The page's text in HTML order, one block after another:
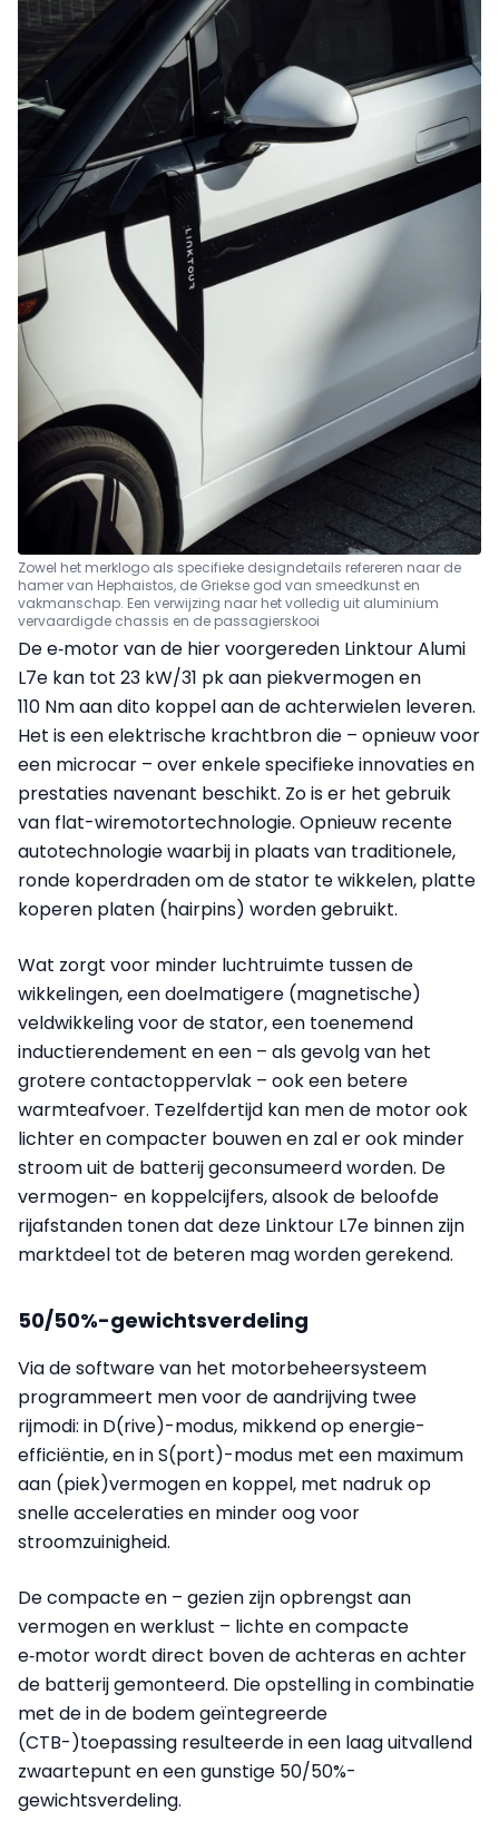
Zowel het merklogo als specifieke designdetails refereren naar de
hamer van Hephaistos, de Griekse god van smeedkunst en
vakmanschap. Een verwijzing naar het volledig uit aluminium
vervaardigde chassis en de passagierskooi
De e‑motor van de hier voorgereden Linktour Alumi
L7e kan tot 23 kW/31 pk aan piekvermogen en
110 Nm aan dito koppel aan de achterwielen leveren.
Het is een elektrische krachtbron die – opnieuw voor
een microcar – over enkele specifieke innovaties en
prestaties navenant beschikt. Zo is er het gebruik
van flat-wiremotortechnologie. Opnieuw recente
autotechnologie waarbij in plaats van traditionele,
ronde koperdraden om de stator te wikkelen, platte
koperen platen (hairpins) worden gebruikt.
Wat zorgt voor minder luchtruimte tussen de
wikkelingen, een doelmatigere (magnetische)
veldwikkeling voor de stator, een toenemend
inductierendement en een – als gevolg van het
grotere contactoppervlak – ook een betere
warmteafvoer. Tezelfdertijd kan men de motor ook
lichter en compacter bouwen en zal er ook minder
stroom uit de batterij geconsumeerd worden. De
vermogen- en koppelcijfers, alsook de beloofde
rijafstanden tonen dat deze Linktour L7e binnen zijn
marktdeel tot de beteren mag worden gerekend.
50/50%-gewichtsverdeling
Via de software van het motorbeheersysteem
programmeert men voor de aandrijving twee
rijmodi: in D(rive)-modus, mikkend op energie-
efficiëntie, en in S(port)-modus met een maximum
aan (piek)vermogen en koppel, met nadruk op
snelle acceleraties en minder oog voor
stroomzuinigheid.
De compacte en – gezien zijn opbrengst aan
vermogen en werklust – lichte en compacte
e‑motor wordt direct boven de achteras en achter
de batterij gemonteerd. Die opstelling in combinatie
met de in de bodem geïntegreerde
(CTB-)toepassing resulteerde in een laag uitvallend
zwaartepunt en een gunstige 50/50%-
gewichtsverdeling.